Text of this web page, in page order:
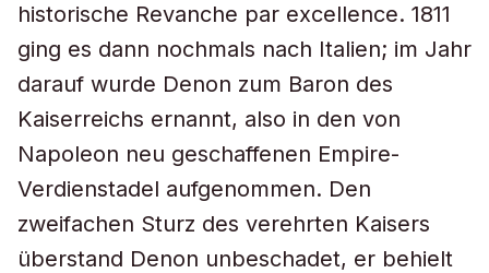
historische Revanche par excellence. 1811
ging es dann nochmals nach Italien; im Jahr
darauf wurde Denon zum Baron des
Kaiserreichs ernannt, also in den von
Napoleon neu geschaffenen Empire-
Verdienstadel aufgenommen. Den
zweifachen Sturz des verehrten Kaisers
überstand Denon unbeschadet, er behielt